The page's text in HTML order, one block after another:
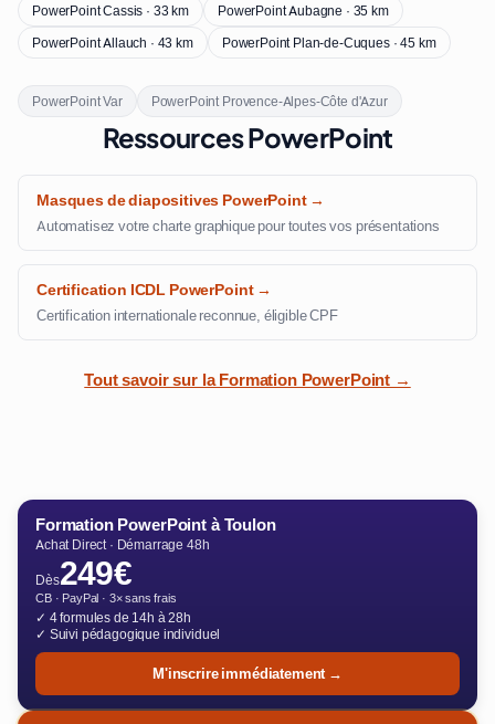
PowerPoint Cassis · 33 km
PowerPoint Aubagne · 35 km
PowerPoint Allauch · 43 km
PowerPoint Plan-de-Cuques · 45 km
PowerPoint Var PowerPoint Provence-Alpes-Côte d'Azur
Ressources PowerPoint
Masques de diapositives PowerPoint →
Automatisez votre charte graphique pour toutes vos présentations
Certification ICDL PowerPoint →
Certification internationale reconnue, éligible CPF
Tout savoir sur la Formation PowerPoint →
Formation PowerPoint à Toulon
Achat Direct · Démarrage 48h
Dès249€
CB · PayPal · 3× sans frais
✓ 4 formules de 14h à 28h
✓ Suivi pédagogique individuel
M'inscrire immédiatement →